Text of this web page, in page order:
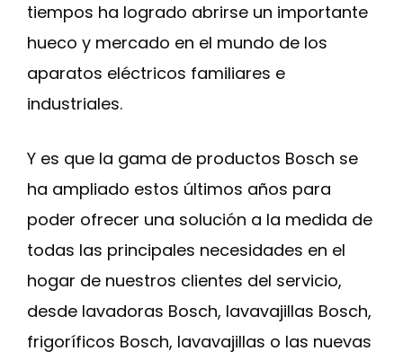
tiempos ha logrado abrirse un importante
hueco y mercado en el mundo de los
aparatos eléctricos familiares e
industriales.
Y es que la gama de productos Bosch se
ha ampliado estos últimos años para
poder ofrecer una solución a la medida de
todas las principales necesidades en el
hogar de nuestros clientes del servicio,
desde lavadoras Bosch, lavavajillas Bosch,
frigoríficos Bosch, lavavajillas o las nuevas